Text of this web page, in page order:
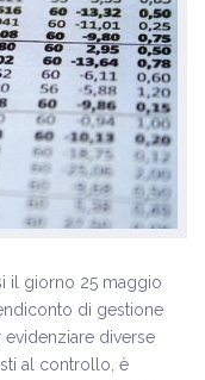
il giorno 25 maggio
di gestione
evidenziare diverse
al controllo, è